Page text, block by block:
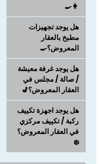
👩‍🍳
هل يوجد تجهيزات
مطبخ بالعقار
المعروض؟🍳
هل يوجد غرفة معيشة
/ صالة / مجلس في
العقار المعروض؟💺
هل يوجد اجهزة تكييف
ركبة / تكييف مركزي
في العقار المعروض؟
❄️